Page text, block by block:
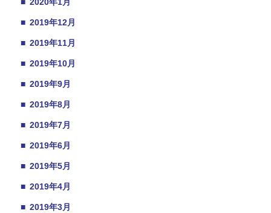
■ 2019年12月
■ 2019年11月
■ 2019年10月
■ 2019年9月
■ 2019年8月
■ 2019年7月
■ 2019年6月
■ 2019年5月
■ 2019年4月
■ 2019年3月